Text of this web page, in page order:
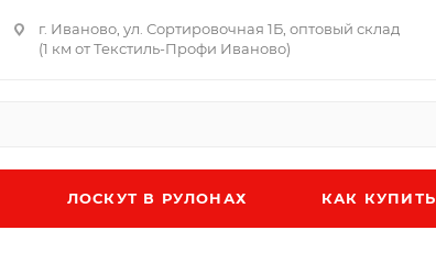
г. Иваново, ул. Сортировочная 1Б, оптовый склад
(1 км от Текстиль-Профи Иваново)
ЛОСКУТ В РУЛОНАХ КАК КУПИТЬ